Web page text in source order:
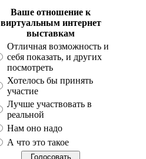
Ваше отношение к
виртуальным интернет
выставкам
Отличная возможность и
себя показать, и других
посмотреть
Хотелось бы принять
участие
Лучше участвовать в
реальной
Нам оно надо
А что это такое